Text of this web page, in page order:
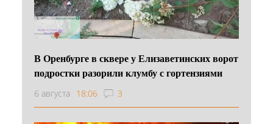
В Оренбурге в сквере у Елизаветинских ворот
подростки разорили клумбу с гортензиями
6 августа 18:06 3